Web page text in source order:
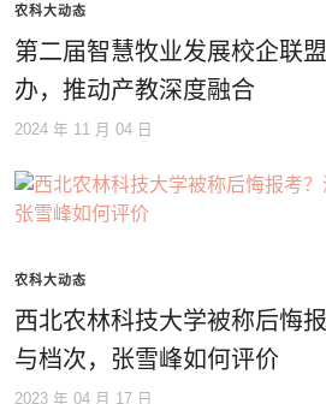
农科大动态
第二届智慧牧业发展校企联
办，推动产教深度融合
2024 年 11 月 04 日
农科大动态
西北农林科技大学被称后悔
与档次，张雪峰如何评价
2023 年 04 月 17 日